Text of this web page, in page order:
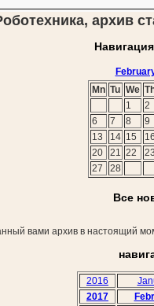
архив
Mn Tu We
1
2
6
7 8
9
13
14 15
20
21 22
27
28
Все
вами архив в настоящий
2016
2017